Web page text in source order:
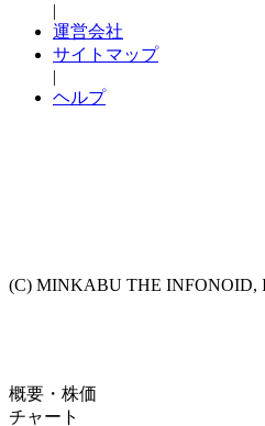
|
運営会社
サイトマップ
|
ヘルプ
(C) MINKABU THE INFONOID,
概要・株価
チャート